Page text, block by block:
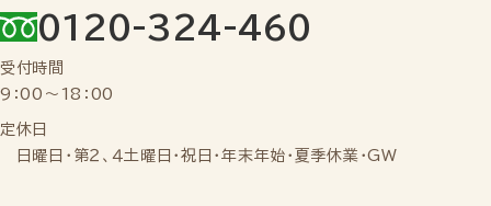
0120-324-460
受付時間
9：00～18：00
定休日
日曜日・第２、４土曜日・祝日・年末年始・夏季休業・GW